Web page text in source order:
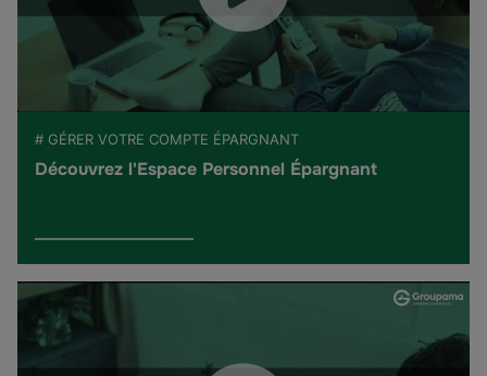
# GÉRER VOTRE COMPTE ÉPARGNANT
Découvrez l'Espace Personnel Épargnant